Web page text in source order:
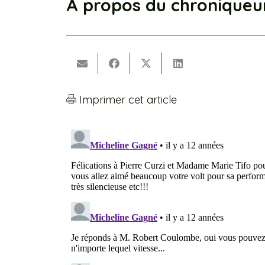
À propos du
Imprimer cet article